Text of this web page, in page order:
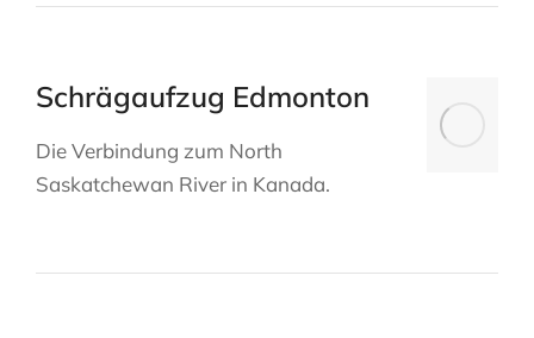
Schrägaufzug Edmonton
Die Verbindung zum North
Saskatchewan River in Kanada.